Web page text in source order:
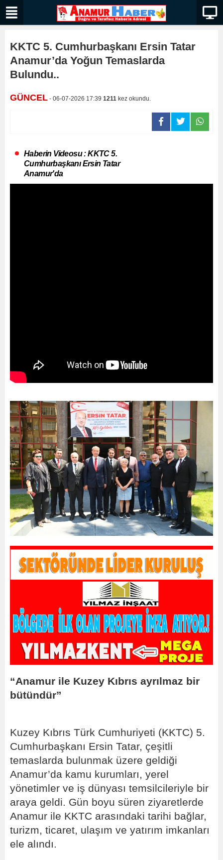
KKTC 5. Cumhurbaşkanı Ersin Tatar
Anamur’da Yoğun Temaslarda
Bulundu..
GÜNCEL - 06-07-2026 17:39 1211 kez okundu.
Haberin Videosu : KKTC 5.
Cumhurbaşkanı Ersin Tatar
Anamur'da
“Anamur ile Kuzey Kıbrıs ayrılmaz bir
bütündür”
Kuzey Kıbrıs Türk Cumhuriyeti (KKTC) 5.
Cumhurbaşkanı Ersin Tatar, çeşitli
temaslarda bulunmak üzere geldiği
Anamur’da kamu kurumları, yerel
yönetimler ve iş dünyası temsilcileriyle bir
araya geldi. Gün boyu süren ziyaretlerde
Anamur ile KKTC arasındaki tarihi bağlar,
turizm, ticaret, ulaşım ve yatırım imkanları
ele alındı.